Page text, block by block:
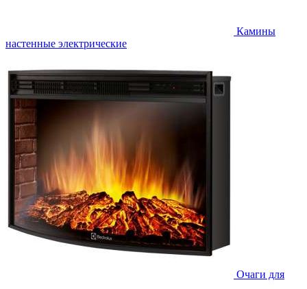
Камины
настенные электрические
Очаги для